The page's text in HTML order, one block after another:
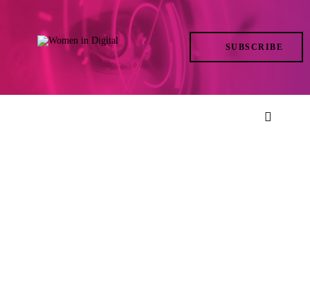
SUBSCRIBE
TRENDS